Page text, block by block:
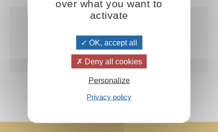
LE0001DE
over what you want to
activate
OK, accept all
Deny all cookies
Personalize
Privacy policy